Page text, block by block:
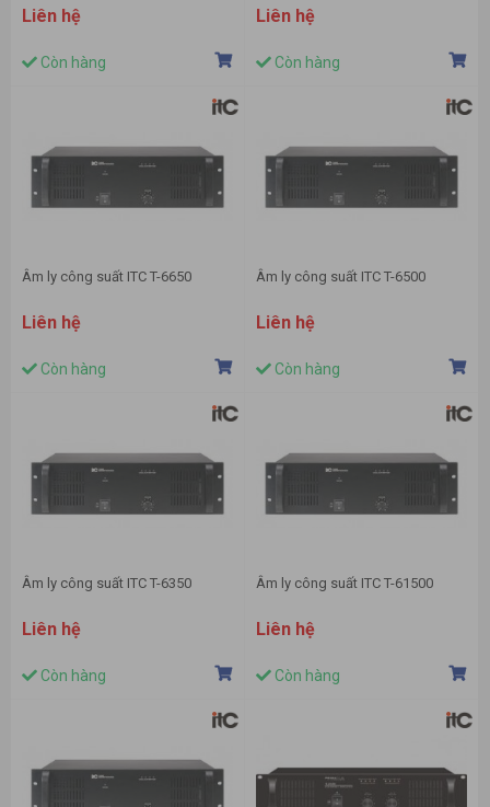
Liên hệ
Còn hàng
Liên hệ
Còn hàng
Âm ly công suất ITC T-6650
Liên hệ
Còn hàng
Âm ly công suất ITC T-6500
Liên hệ
Còn hàng
Âm ly công suất ITC T-6350
Liên hệ
Còn hàng
Âm ly công suất ITC T-61500
Liên hệ
Còn hàng